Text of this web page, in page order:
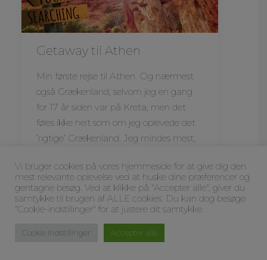
Getaway til Athen
Min første rejse til Athen. Og nærmest
også Grækenland, selvom jeg en gang
for 17 år siden var på Kreta, men det
føles ikke helt som om jeg oplevede det
’rigtige’ Grækenland. Jeg mindes mest,
Jane Away
Vi bruger cookies på vores hjemmeside for at give dig den
mest relevante oplevelse ved at huske dine præferencer og
gentagne besøg. Ved at klikke på "Accepter alle", giver du
samtykke til brugen af ​​ALLE cookies. Du kan dog besøge
"Cookie-indstillinger" for at justere dit samtykke.
Cookie Indstillinger Accepter alle